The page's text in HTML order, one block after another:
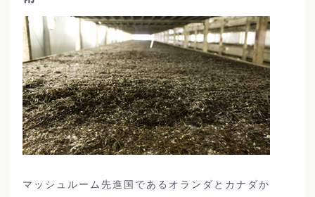
マッシュルーム先進国であるオランダとカナダか